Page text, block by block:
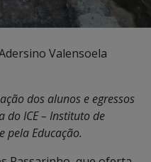
Valensoela
dos alunos e egressos
do ICE – Instituto de
pela Educação.